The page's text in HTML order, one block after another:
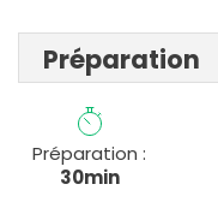
Préparation
Préparation :
30min